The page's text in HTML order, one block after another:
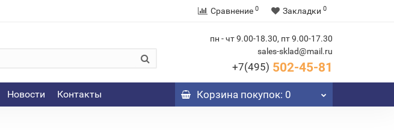
Сравнение 0 Закладки 0
пн - чт 9.00-18.30, пт 9.00-17.30
sales-sklad@mail.ru
+7(495) 502-45-81
Новости Контакты Корзинапокупок: 0